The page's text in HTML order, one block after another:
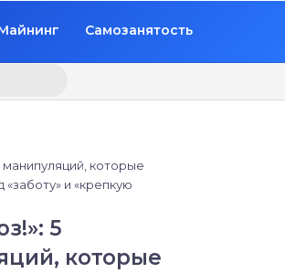
Самозанятость
5
которые